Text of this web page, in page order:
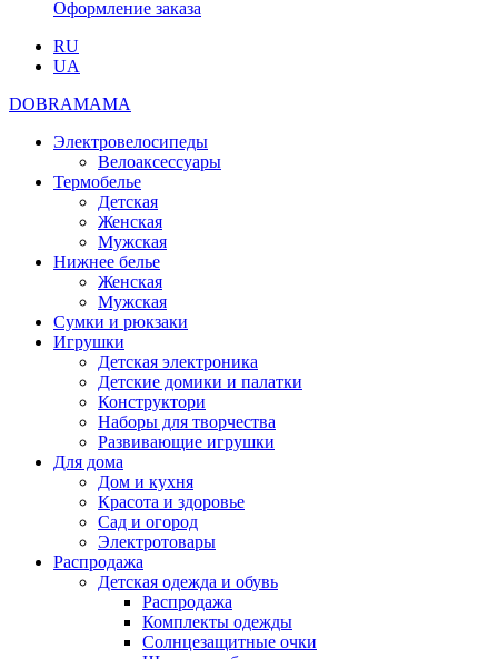
Оформление заказа
RU
UA
DOBRAMAMA
Электровелосипеды
Велоаксессуары
Термобелье
Детская
Женская
Мужская
Нижнее белье
Женская
Мужская
Сумки и рюкзаки
Игрушки
Детская электроника
Детские домики и палатки
Конструктори
Наборы для творчества
Развивающие игрушки
Для дома
Дом и кухня
Красота и здоровье
Сад и огород
Электротовары
Распродажа
Детская одежда и обувь
Распродажа
Комплекты одежды
Солнцезащитные очки